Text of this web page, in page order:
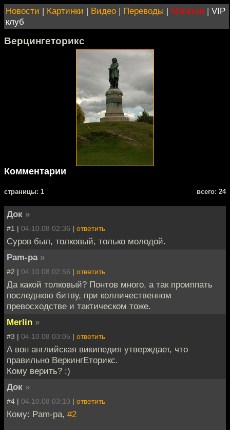
Новости | Картинки | Видео | Переводы | Магазин | VIP
клуб
Верцингеторикс
Комментарии
cтраницы: 1 всего: 24
Док »
#1 | 04.10.08 02:36 | ответить
Суров был, толковый, только молодой.
Pam-pa »
#2 | 04.10.08 02:56 | ответить
Да какой толковый? Понтов много, а так проиппать
последнюю битву, при колличественном
превосходстве и тактическом тоже.
Merlin »
#3 | 04.10.08 03:05 | ответить
А вон английская википедия утверждает, что
правильно ВеркингЕторикс.
Кому верить? :)
Док »
#4 | 04.10.08 03:10 | ответить
Кому: Pam-pa, #2